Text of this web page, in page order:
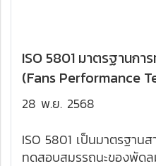
ISO 5801 มาตรฐานการทดสอบสมรรถนะพัดลม
(Fans
28 พ.ย. 2568
ISO 5801 เป็นมาตรฐาน
ทดสอบสมรรถนะของพัด